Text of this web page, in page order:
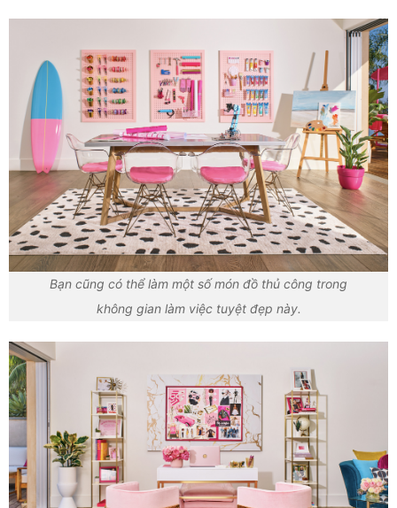
Bạn cũng có thể làm một số món đồ thủ công trong
không gian làm việc tuyệt đẹp này.